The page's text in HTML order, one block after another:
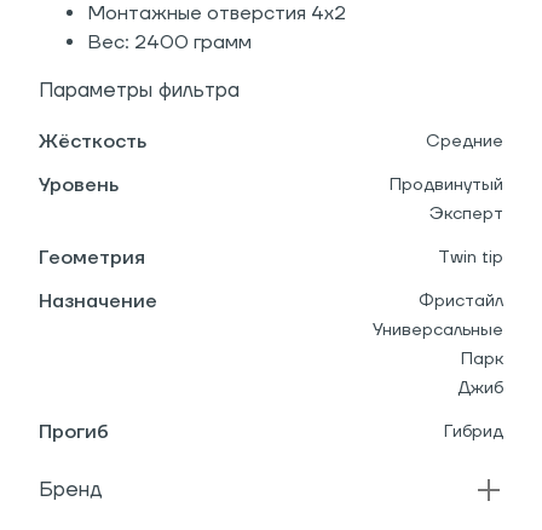
Монтажные отверстия 4х2
Вес: 2400 грамм
Параметры фильтра
Жёсткость Средние
Уровень
Продвинутый
Эксперт
Геометрия Twin tip
Назначение
Фристайл
Универсальные
Парк
Джиб
Прогиб Гибрид
Бренд